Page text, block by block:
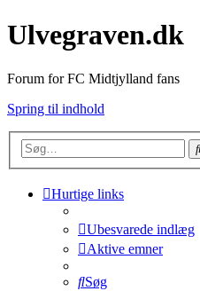
Ulvegraven.dk
Forum for FC Midtjylland fans
Spring til indhold
Hurtige links
Ubesvarede indlæg
Aktive emner
Søg